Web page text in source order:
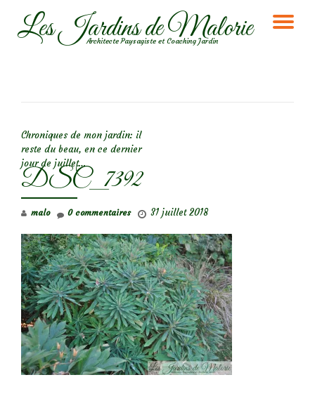
AllerLes Jardins de Malorie
Architecte Paysagiste et Coaching Jardin
Chroniques de mon jardin: il
reste du beau, en ce dernier
jour de juillet…
DSC_7392
malo 31 juillet 2018
0 commentaires